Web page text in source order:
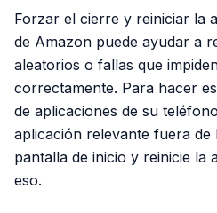
Forzar el cierre y reiniciar la
de Amazon puede ayudar a
aleatorios o fallas que
correctamente. Para hacer
de aplicaciones de su
aplicación relevante fuera de
pantalla de inicio y reinicie la
eso.